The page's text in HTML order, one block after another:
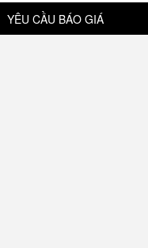
YÊU CẦU BÁO GIÁ